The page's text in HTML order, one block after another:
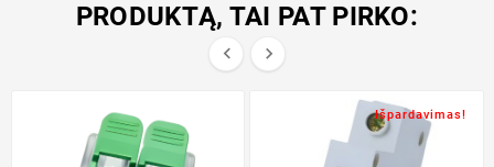
PRODUKTĄ, TAI PAT PIRKO:
 
Išpardavimas!